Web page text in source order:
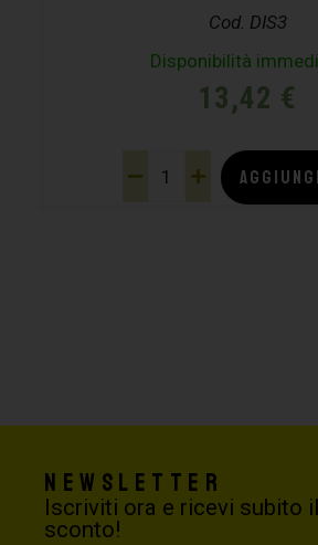
Cod. DIS3
Disponibilità
13,42 €
AGGIUNGI
Newsletter
Iscriviti ora e ricevi subito
sconto!